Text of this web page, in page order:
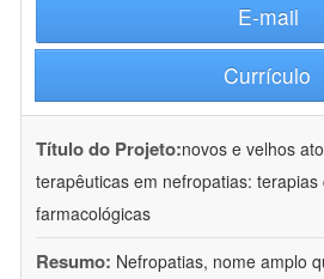
E-mail
Currículo
Título do Projeto:novos e velhos
terapêuticas em nefropatias:
farmacológicas
Resumo: Nefropatias, nome amplo